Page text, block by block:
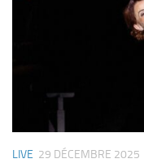
LIVE 29 DÉCEMBRE 2025